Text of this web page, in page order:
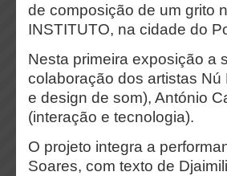
de composição de um grito
INSTITUTO, na cidade do
Nesta primeira exposição a
colaboração dos artistas
e design de som), António
(interação e tecnologia).
O projeto integra a
Soares, com texto de